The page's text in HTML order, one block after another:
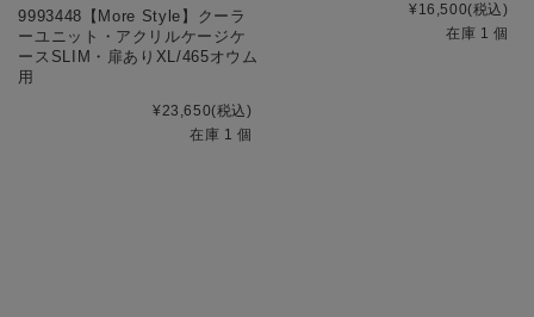
9993448【More Style】クーラ
ーユニット・アクリルケージケ
ースSLIM・扉ありXL/465オウム
用
¥23,650(税込)
在庫 1 個
¥16,500(税込)
在庫 1 個